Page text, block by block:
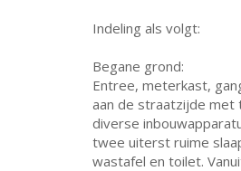
Indeling als volgt:
Begane grond:
Entree, meterkast,
aan de straatzijde met
diverse
twee uiterst ruime
wastafel en toilet.